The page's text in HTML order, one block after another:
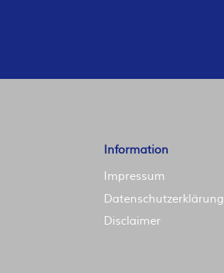
Information
Impressum
Datenschutzerklärung
Disclaimer